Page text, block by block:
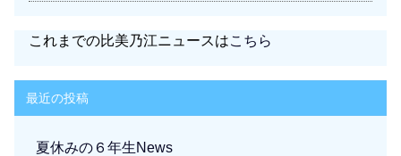
これまでの比美乃江ニュースはこちら
最近の投稿
夏休みの６年生News